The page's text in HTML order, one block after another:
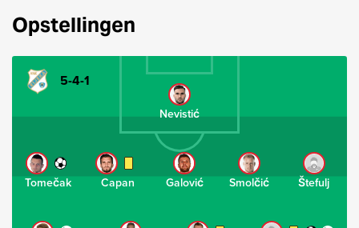
Opstellingen
5-4-1
Nevistić
Tomečak Capan Galović Smolčić Štefulj